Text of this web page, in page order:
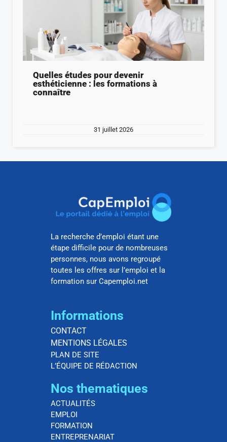
Quelles études pour devenir
esthéticienne : les formations à
connaître
31 juillet 2026
La recherche d’emploi étant une
étape difficile pour de nombreuses
personnes, nous avons regroupé
toutes les offres sur l’emploi et la
formation sur Capemploi.net
Informations
CONTACT
MENTIONS LÉGALES
PLAN DE SITE
L’ÉQUIPE DE RÉDACTION
Nos thematiques
ACTUALITÉS
EMPLOI
FORMATION
ENTREPRENARIAT